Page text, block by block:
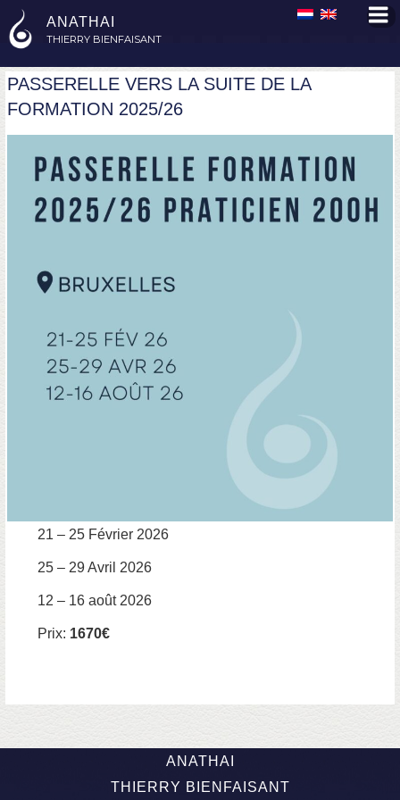
Skip
to
content
ANATHAI
THIERRY BIENFAISANT
PASSERELLE VERS LA SUITE DE LA
FORMATION 2025/26
21 – 25 Février 2026
25 – 29 Avril 2026
12 – 16 août 2026
Prix: 1670€
ANATHAI
THIERRY BIENFAISANT